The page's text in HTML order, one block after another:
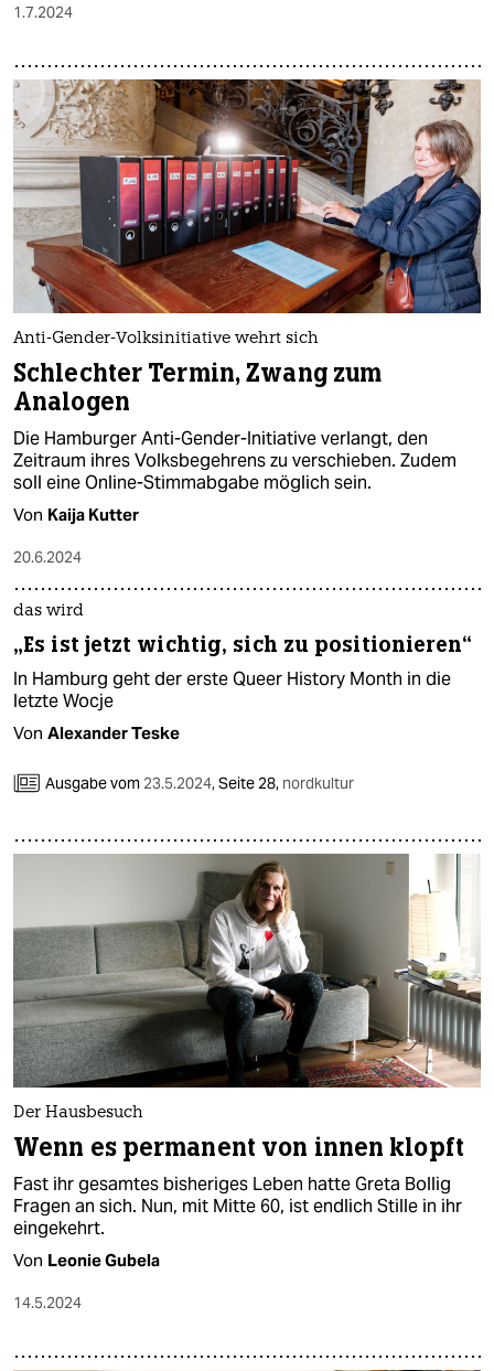
1.7.2024
Anti-Gender-Volksinitiative wehrt sich
Schlechter Termin, Zwang zum
Analogen
Die Hamburger Anti-Gender-Initiative verlangt, den
Zeitraum ihres Volksbegehrens zu verschieben. Zudem
soll eine Online-Stimmabgabe möglich sein.
Von Kaija Kutter
20.6.2024
das wird
„Es ist jetzt wichtig, sich zu positionieren“
In Hamburg geht der erste Queer History Month in die
letzte Wocje
Von Alexander Teske
Ausgabe vom 23.5.2024,Seite 28, nordkultur
Der Hausbesuch
Wenn es permanent von innen klopft
Fast ihr gesamtes bisheriges Leben hatte Greta Bollig
Fragen an sich. Nun, mit Mitte 60, ist endlich Stille in ihr
eingekehrt.
Von Leonie Gubela
14.5.2024